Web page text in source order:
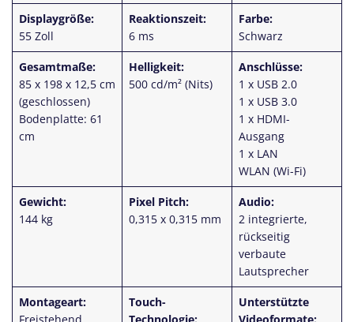
Displaygröße:
55 Zoll
Reaktionszeit:
6 ms
Farbe:
Schwarz
Gesamtmaße:
85 x 198 x 12,5 cm
(geschlossen)
Bodenplatte: 61
cm
Helligkeit:
500 cd/m² (Nits)
Anschlüsse:
1 x USB 2.0
1 x USB 3.0
1 x HDMI-
Ausgang
1 x LAN
WLAN (Wi-Fi)
Gewicht:
144 kg
Pixel Pitch:
0,315 x 0,315 mm
Audio:
2 integrierte,
rückseitig
verbaute
Lautsprecher
Montageart:
Touch-
Unterstützte